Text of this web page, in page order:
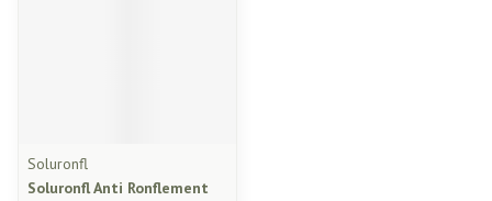
Soluronfl
Soluronfl Anti Ronflement